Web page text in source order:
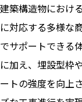
建築構造物におけ
に対応する多様な
でサポートできる
に加え、埋設型枠
ートの強度を向上